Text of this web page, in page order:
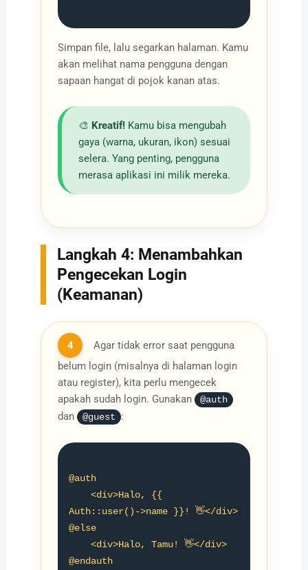
Simpan file, lalu segarkan halaman. Kamu
akan melihat nama pengguna dengan
sapaan hangat di pojok kanan atas.
🎨 Kreatif! Kamu bisa mengubah
gaya (warna, ukuran, ikon) sesuai
selera. Yang penting, pengguna
merasa aplikasi ini milik mereka.
Langkah 4: Menambahkan
Pengecekan Login
(Keamanan)
4
Agar tidak error saat pengguna
belum login (misalnya di halaman login
atau register), kita perlu mengecek
apakah sudah login. Gunakan @auth
dan @guest :
@auth
    <div>Halo, {{
Auth::user()->name }}! 👋</div>
@else
    <div>Halo, Tamu! 👋</div>
@endauth